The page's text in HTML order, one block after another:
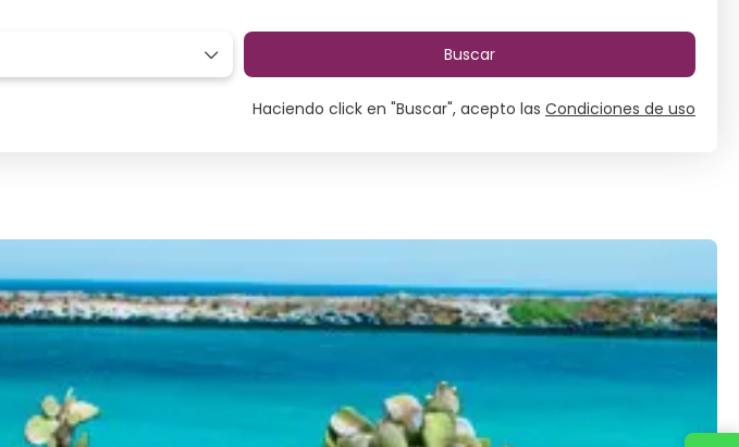
Buscar
Haciendo click en "Buscar", acepto las Condiciones de uso